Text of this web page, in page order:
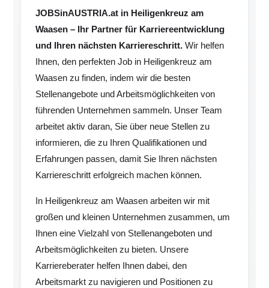
JOBSinAUSTRIA.at in Heiligenkreuz am
Waasen – Ihr Partner für Karriereentwicklung
und Ihren nächsten Karriereschritt. Wir helfen
Ihnen, den perfekten Job in Heiligenkreuz am
Waasen zu finden, indem wir die besten
Stellenangebote und Arbeitsmöglichkeiten von
führenden Unternehmen sammeln. Unser Team
arbeitet aktiv daran, Sie über neue Stellen zu
informieren, die zu Ihren Qualifikationen und
Erfahrungen passen, damit Sie Ihren nächsten
Karriereschritt erfolgreich machen können.
In Heiligenkreuz am Waasen arbeiten wir mit
großen und kleinen Unternehmen zusammen, um
Ihnen eine Vielzahl von Stellenangeboten und
Arbeitsmöglichkeiten zu bieten. Unsere
Karriereberater helfen Ihnen dabei, den
Arbeitsmarkt zu navigieren und Positionen zu